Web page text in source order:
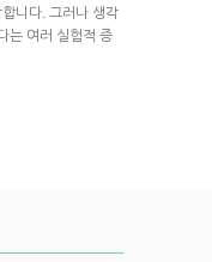
니다. 그러나 생각
는 여러 실험적 증